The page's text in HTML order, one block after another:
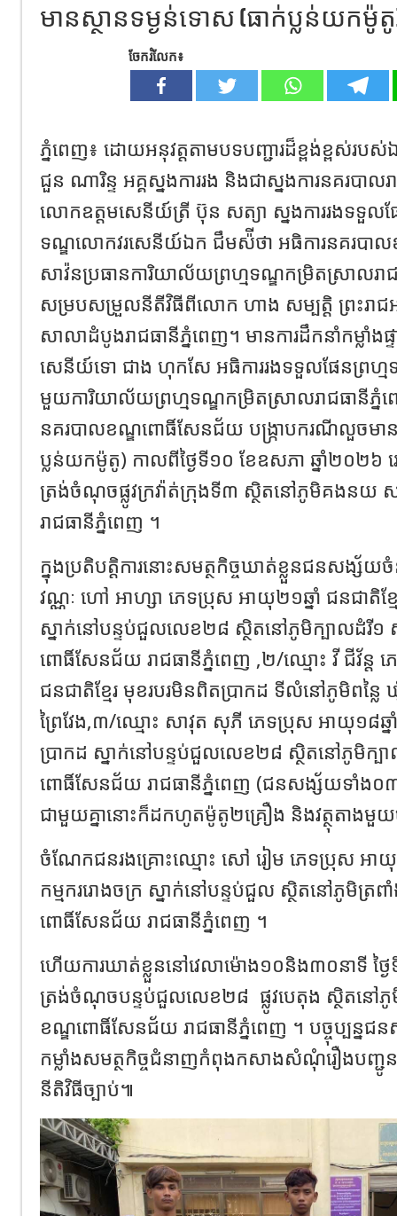
មានស្ថានទម្ងន់ទោស (ធាក់ប្លន់យកម៉ូ
ចែករំលែក៖
ភ្នំពេញ៖ ដោយអនុវត្តតាមបទបញ្ជារដ៏ខ្ពង់ខ្ពស់រប
ជួន ណារិន្ទ អគ្គស្នងការរង និងជាស្នងការនគរបាល
លោកឧត្តមសេនីយ៍ត្រី ប៊ុន សត្យា ស្នងការរងទទួលផែ
ទណ្ឌលោកវរសេនីយ៍ឯក ជឹមស៉ីថា អធិការនគរបា
សាវ៉នប្រធានការិយាល័យព្រហ្មទណ្ឌកម្រិតស្រាលរា
សម្របសម្រួលនីតីវិធីពីលោក ហាង សម្បត្តិ ព្រះរាជអ
សាលាដំបូងរាជធានីភ្នំពេញ។ មានការដឹកនាំកម្លាំ
សេនីយ៍ទោ ជាង ហុកសែ អធិការរងទទួលផែនព្រហ្ម
មួយការិយាល័យព្រហ្មទណ្ឌកម្រិតស្រាលរាជធានីភ្នំព
នគរបាលខណ្ឌពោធិ៍សែនជ័យ​ បង្ក្រាបករណីលួចមាន
ប្លន់យកម៉ូតូ) កាលពីថ្ងៃទី១០ ខែឧសភា ឆ្នាំ២០២៦
ត្រង់ចំណុចផ្លូវក្រវ៉ាត់ក្រុងទី៣ ស្ថិតនៅភូមិគងនយ
រាជធានីភ្នំពេញ ។
ក្នុងប្រតិបត្តិការនោះសមត្ថកិច្ចឃាត់ខ្លួនជនសង្ស័យ
វណ្ណៈ ហៅ អាហ្សា ភេទប្រុស អាយុ២១ឆ្នាំ ជនជាតិខ្ម
ស្នាក់នៅបន្ទប់ជួលលេខ២៨ ស្ថិតនៅភូមិក្បាលដំរី១
ពោធិ៍សែនជ័យ រាជធានីភ្នំពេញ ,២/ឈ្មោះ វី ជីវ័ន្ត ភ
ជនជាតិខ្មែរ មុខរបរមិនពិតប្រាកដ ទីលំនៅភូមិពន្លៃ
ព្រៃវែង,៣/ឈ្មោះ សាវុត សុភី ភេទប្រុស អាយុ១៨ឆ្ន
ប្រាកដ ស្នាក់នៅបន្ទប់ជួលលេខ២៨ ស្ថិតនៅភូមិក្បា
ពោធិ៍សែនជ័យ រាជធានីភ្នំពេញ (ជនសង្ស័យទាំង០៣
ជាមួយគ្នានោះក៏ដកហូតម៉ូតូ២គ្រឿង​ និងវត្ថុតាងមួ
ចំណែកជនរងគ្រោះឈ្មោះ សៅ រៀម ភេទប្រុស អាយុ២
កម្មកររោងចក្រ ស្នាក់នៅបន្ទប់ជួល ស្ថិតនៅភូមិត្រព
ពោធិ៍សែនជ័យ រាជធានីភ្នំពេញ​ ។
ហេីយការឃាត់ខ្លួននៅវេលាម៉ោង១០និង៣០នាទី ថ្ង
ត្រង់ចំណុចបន្ទប់ជួលលេខ២៨ ផ្លូវបេតុង ស្ថិតនៅ
ខណ្ឌពោធិ៍សែនជ័យ រាជធានីភ្នំពេញ ។ បច្ចុប្បន្នជ
កម្លាំងសមត្ថកិច្ចជំនាញកំពុងកសាងសំណុំរឿងបញ្ជូន
នីតិវិធីច្បាប់៕